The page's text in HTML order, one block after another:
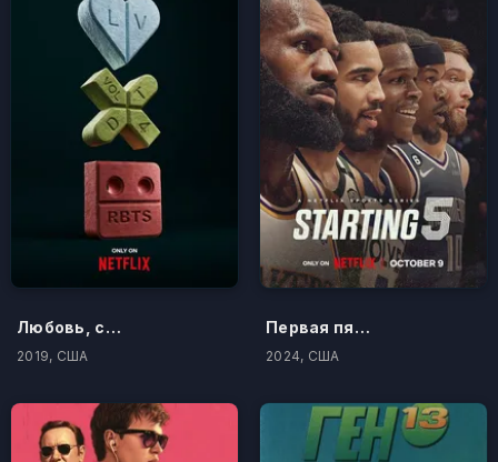
Любовь, смерть и роботы
2019, США
Первая пятерка
2024, США